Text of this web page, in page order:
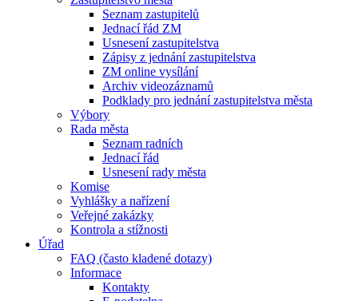
Seznam zastupitelů
Jednací řád ZM
Usnesení zastupitelstva
Zápisy z jednání zastupitelstva
ZM online vysílání
Archiv videozáznamů
Podklady pro jednání zastupitelstva města
Výbory
Rada města
Seznam radních
Jednací řád
Usnesení rady města
Komise
Vyhlášky a nařízení
Veřejné zakázky
Kontrola a stížnosti
Úřad
FAQ (často kladené dotazy)
Informace
Kontakty